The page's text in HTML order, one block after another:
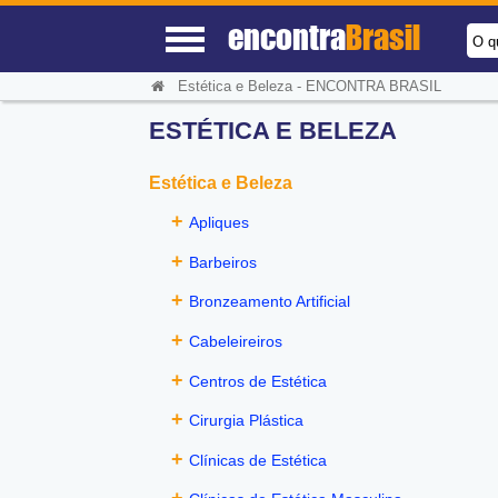
encontraBrasil O
Estética e Beleza - ENCONTRA BRASIL
ESTÉTICA E BELEZA
Estética e Beleza
+Apliques
+ Barbeiros
+ Bronzeamento Artificial
+Cabeleireiros
+Centros de Estética
+Cirurgia Plástica
+Clínicas de Estética